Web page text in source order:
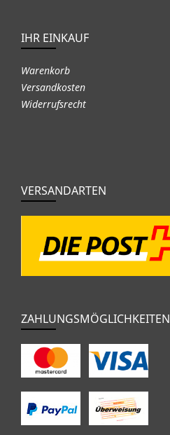
IHR EINKAUF
Warenkorb
Versandkosten
Widerrufsrecht
VERSANDARTEN
ZAHLUNGSMÖGLICHKEITEN